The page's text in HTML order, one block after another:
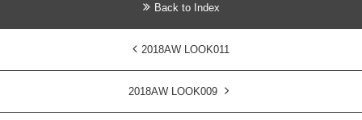
Back to Index
2018AW LOOK011
2018AW LOOK009